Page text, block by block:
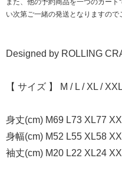
また、他の予約商品を一つのカー
い次第ご一緒の発送となりますので
Designed by ROLLING
【 サイズ 】 M / L / XL / XXL
身丈(cm) M69 L73 XL77
身幅(cm) M52 L55 XL58
袖丈(cm) M20 L22 XL24